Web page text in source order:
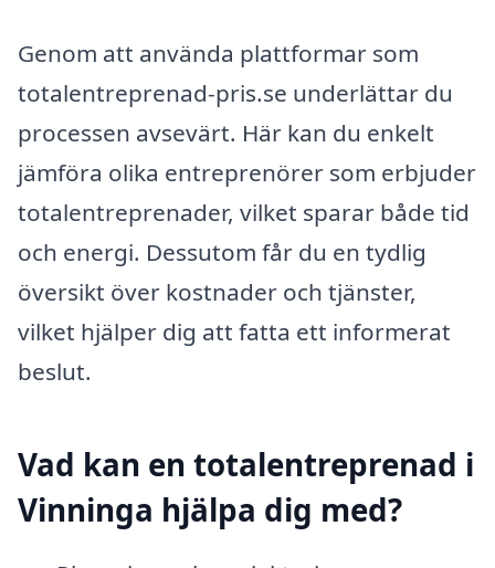
Genom att använda plattformar som
totalentreprenad-pris.se underlättar du
processen avsevärt. Här kan du enkelt
jämföra olika entreprenörer som erbjuder
totalentreprenader, vilket sparar både tid
och energi. Dessutom får du en tydlig
översikt över kostnader och tjänster,
vilket hjälper dig att fatta ett informerat
beslut.
Vad kan en totalentreprenad i
Vinninga hjälpa dig med?